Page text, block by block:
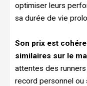
optimiser leurs
sa durée de vie
Son prix est
similaires sur le
attentes des runners
record personnel ou